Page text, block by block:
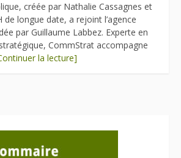
créée par Nathalie Cassagnes et
de longue date, a rejoint l’agence
par Guillaume Labbez. Experte en
CommStrat accompagne
la lecture]